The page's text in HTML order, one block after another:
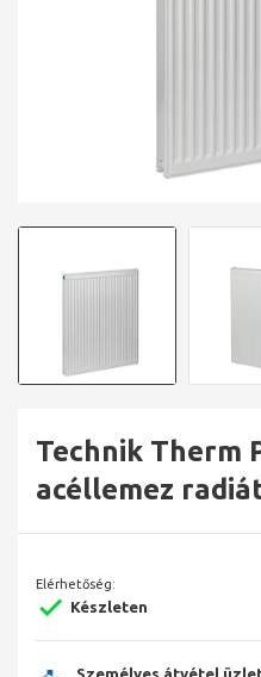
Technik Therm
acéllemez
Elérhetőség:
Készleten
Személyes átvétel